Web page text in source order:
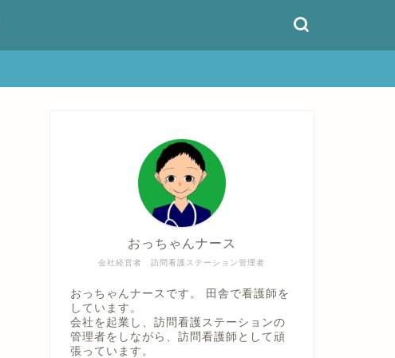
会社経営者 訪問看護ステーション管理者
おっちゃんナース
おっちゃんナースです。 田舎で看護師を
しています。
会社を起業し、訪問看護ステーションの
管理者をしながら、訪問看護師として頑
張っています。